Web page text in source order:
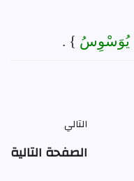
يُوَسْوِسُ } .
التالي
الصفحة التالية